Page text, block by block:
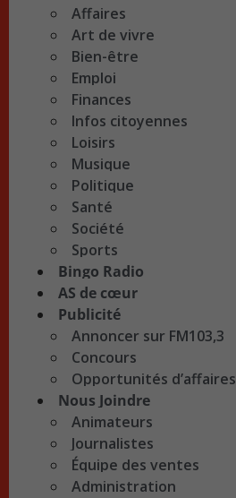
Affaires
Art de vivre
Bien-être
Emploi
Finances
Infos citoyennes
Loisirs
Musique
Politique
Santé
Société
Sports
Bingo Radio
AS de cœur
Publicité
Annoncer sur FM103,3
Concours
Opportunités d’affaires
Nous Joindre
Animateurs
Journalistes
Équipe des ventes
Administration